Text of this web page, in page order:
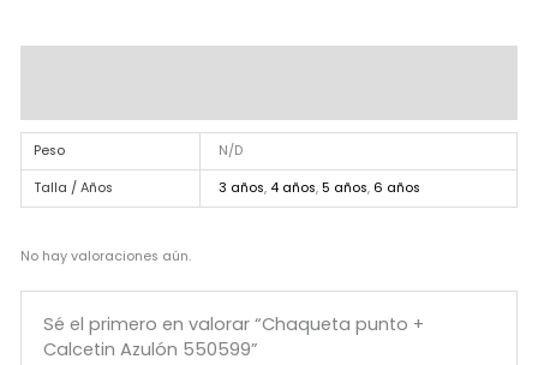
Peso N/D
Talla / Años 3 años, 4 años, 5 años, 6 años
No hay valoraciones aún.
Sé el primero en valorar “Chaqueta punto +
Calcetin Azulón 550599”